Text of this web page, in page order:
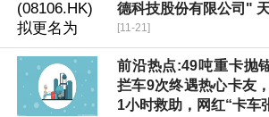
德科技股份有限公司"
[11-21]
前沿热点:49吨重卡抛
拦车9次终遇热心卡友
1小时救助，网红“卡车